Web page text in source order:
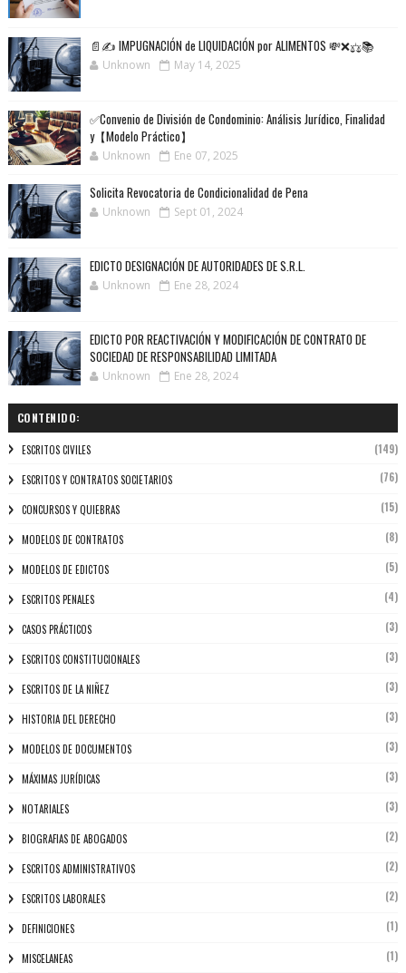
📄✍️ IMPUGNACIÓN de LIQUIDACIÓN por ALIMENTOS 💸❌⚖️📚
Unknown May 14, 2025
✅Convenio de División de Condominio: Análisis Jurídico, Finalidad
y【Modelo Práctico】
Unknown Ene 07, 2025
Solicita Revocatoria de Condicionalidad de Pena
Unknown Sept 01, 2024
EDICTO DESIGNACIÓN DE AUTORIDADES DE S.R.L.
Unknown Ene 28, 2024
EDICTO POR REACTIVACIÓN Y MODIFICACIÓN DE CONTRATO DE
SOCIEDAD DE RESPONSABILIDAD LIMITADA
Unknown Ene 28, 2024
CONTENIDO:
ESCRITOS CIVILES (149)
ESCRITOS Y CONTRATOS SOCIETARIOS (76)
CONCURSOS Y QUIEBRAS (15)
MODELOS DE CONTRATOS (8)
MODELOS DE EDICTOS (5)
ESCRITOS PENALES (4)
CASOS PRÁCTICOS (3)
ESCRITOS CONSTITUCIONALES (3)
ESCRITOS DE LA NIÑEZ (3)
HISTORIA DEL DERECHO (3)
MODELOS DE DOCUMENTOS (3)
MÁXIMAS JURÍDICAS (3)
NOTARIALES (3)
BIOGRAFIAS DE ABOGADOS (2)
ESCRITOS ADMINISTRATIVOS (2)
ESCRITOS LABORALES (2)
DEFINICIONES (1)
MISCELANEAS (1)